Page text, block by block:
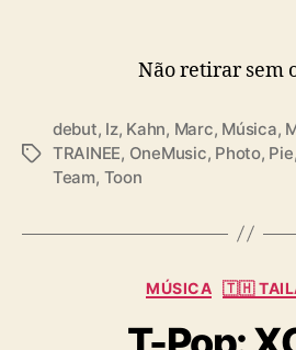
Não retirar sem
T
debut, Iz, Kahn, Marc, Música,
TRAINEE, OneMusic, Photo, Pie,
Team, Toon
C
t
MÚSICA 🇹🇭